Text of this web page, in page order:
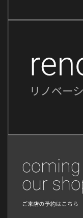
2023年7月
2022年8月
2022年6月
2022年5月
2022年4月